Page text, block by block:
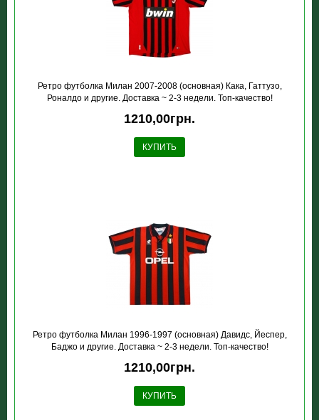
Ретро футболка Милан 2007-2008 (основная) Кака, Гаттузо,
Роналдо и другие. Доставка ~ 2-3 недели. Топ-качество!
1210,00грн.
КУПИТЬ
Ретро футболка Милан 1996-1997 (основная) Давидс, Йеспер,
Баджо и другие. Доставка ~ 2-3 недели. Топ-качество!
1210,00грн.
КУПИТЬ